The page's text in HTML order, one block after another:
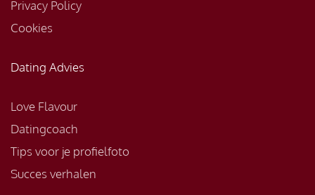
Privacy Policy
Cookies
Dating Advies
Love Flavour
Datingcoach
Tips voor je profielfoto
Succes verhalen